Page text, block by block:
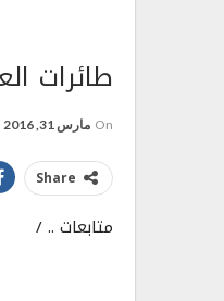
طائرات
On مارس 31, 2016
Share
متابعات .. /